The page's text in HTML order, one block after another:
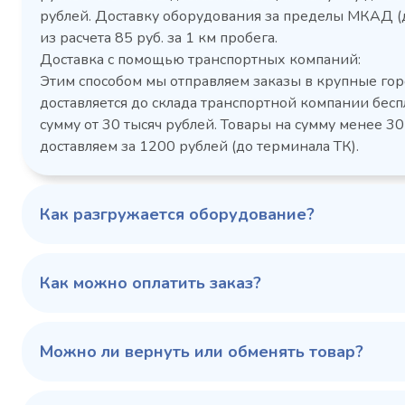
Холодильный шкаф Polair
CM105-G из нержавеющей
стали
Расход
электроэнергии за
сутки, кВт/ч, не
3,5
размеры (Д х Ш х В),
режим, °C
100 343 ₽ ✓ В наличии
TM2-G
Артикул
размеры
мм
Серия
102
рублей. Доставку оборудования за пределы МКАД
из расчета 85 руб. за 1 км пробега.
Доставка с помощью транспортных компаний:
Этим способом мы отправляем заказы в крупные
доставляется до склада транспортной компании
сумму от 30 тысяч рублей. Товары на сумму менее
доставляем за 1200 рублей (до терминала ТК).
Как разгружается оборудование?
Как можно оплатить заказ?
Можно ли вернуть или обменять товар?